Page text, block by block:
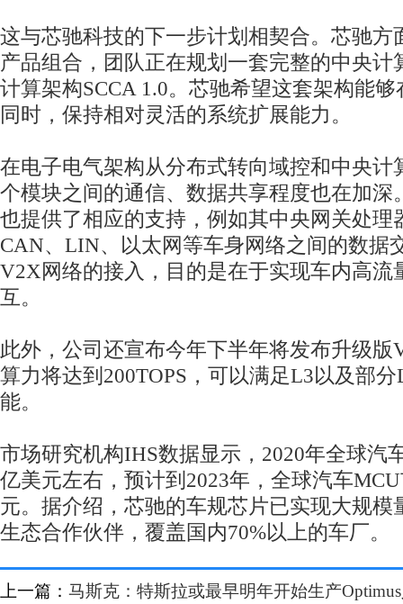
这与芯驰科技的下一步计划相契合。芯驰方
产品组合，团队正在规划一套完整的中央计
计算架构SCCA 1.0。芯驰希望这套架构能
同时，保持相对灵活的系统扩展能力。
在电子电气架构从分布式转向域控和中央计
个模块之间的通信、数据共享程度也在加深
也提供了相应的支持，例如其中央网关处理
CAN、LIN、以太网等车身网络之间的数据
V2X网络的接入，目的是在于实现车内高流
互。
此外，公司还宣布今年下半年将发布升级版
算力将达到200TOPS，可以满足L3以及部
能。
市场研究机构IHS数据显示，2020年全球汽
亿美元左右，预计到2023年，全球汽车
元。据介绍，芯驰的车规芯片已实现大规模
生态合作伙伴，覆盖国内70%以上的车厂。
上一篇： 马斯克：特斯拉或最早明年开始生产